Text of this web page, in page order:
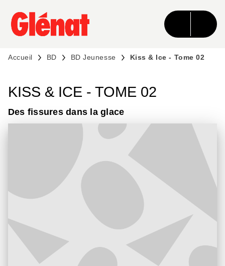
MENU RECHERCHE CONTENU
PIED DE PAGE
Accueil BD BD Jeunesse Kiss & Ice - Tome 02
KISS & ICE - TOME 02
Des fissures dans la glace